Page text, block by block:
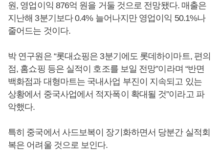
원, 영업이익 876억 원을 거둘 것으로 전망됐다. 매출은
지난해 3분기보다 0.4% 늘어나지만 영업이익 50.1%나
줄어드는 것이다.
박 연구원은 “롯대쇼핑은 3분기에도 롯데하이마트, 편의
점, 홈쇼핑 등은 실적이 호조를 보일 전망”이라며 “반면
백화점과 대형마트는 국내사업 부진이 지속되고 있는
상황에서 중국사업에서 적자폭이 확대될 것”이라고 파
악했다.
특히 중국에서 사드보복이 장기화하면서 당분간 실적회
복은 어려울 것으로 보인다.